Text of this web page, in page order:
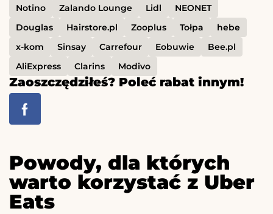
Notino
Zalando Lounge Lidl
NEONET
Douglas
Hairstore.pl Zooplus Tołpa
hebe
x-kom
Sinsay Carrefour Eobuwie
Bee.pl
AliExpress
Clarins Modivo
Zaoszczędziłeś? Poleć rabat innym!
Powody, dla których
warto korzystać z Uber
Eats